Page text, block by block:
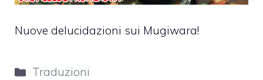
Nuove delucidazioni sui Mugiwara!
Categorie
Traduzioni